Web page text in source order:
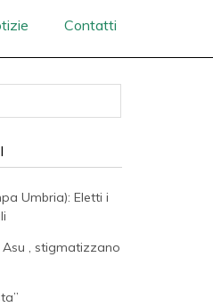
Contatti
Umbria): Eletti i
Asu , stigmatizzano